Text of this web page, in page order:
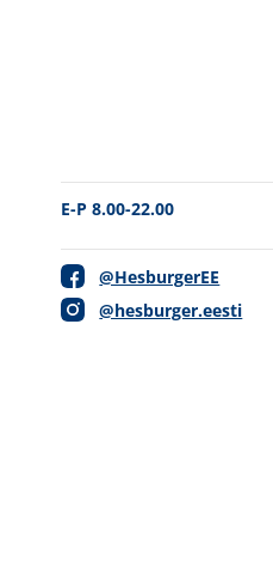
E-P 8.00-22.00
@HesburgerEE
@hesburger.eesti